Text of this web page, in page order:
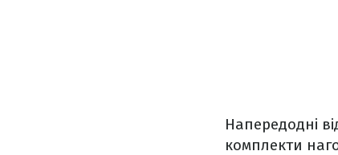
Напередодні
комплекти